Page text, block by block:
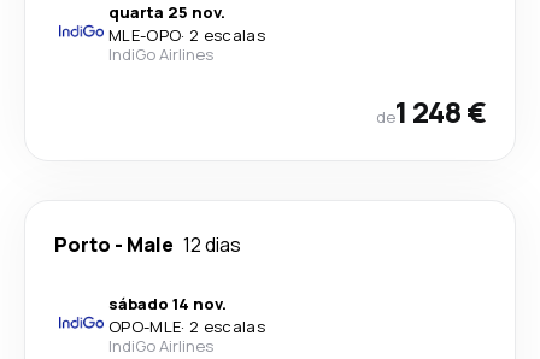
quarta 25 nov.
MLE-OPO· 2 escalas
IndiGo Airlines
de1 248 €
Porto - Male 12 dias
sábado 14 nov.
OPO-MLE· 2 escalas
IndiGo Airlines